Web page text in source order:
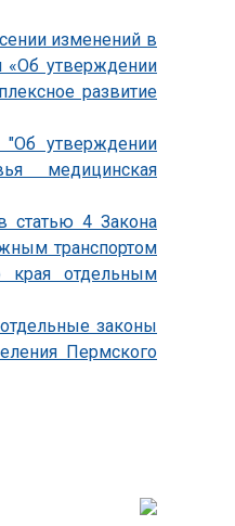
изменений в
«Об утверждении
развитие
утверждении
медицинская
статью 4 Закона
транспортом
края отдельным
законы
Пермского